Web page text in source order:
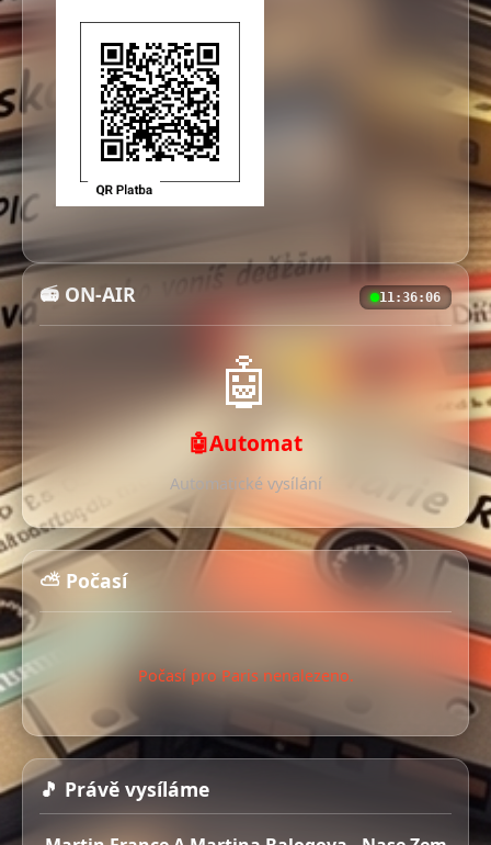
📻 ON-AIR 11:36:07
🤖
🤖Automat
Automatické vysílání
⛅ Počasí
Počasí pro Paris nenalezeno.
🎵 Právě vysíláme